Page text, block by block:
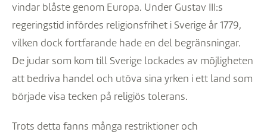
vindar blåste genom Europa. Under Gustav III:s
regeringstid infördes religionsfrihet i Sverige år 1779,
vilken dock fortfarande hade en del begränsningar.
De judar som kom till Sverige lockades av möjligheten
att bedriva handel och utöva sina yrken i ett land som
började visa tecken på religiös tolerans.
Trots detta fanns många restriktioner och